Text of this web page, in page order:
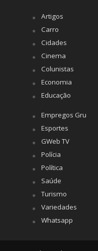
Artigos
Carro
Cidades
Cinema
Colunistas
Economia
Educação
Empregos Gru
Esportes
GWeb TV
Polícia
Política
Saúde
Turismo
Variedades
Whatsapp